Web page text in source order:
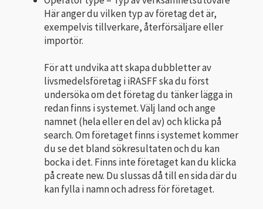
Här anger du vilken typ av företag det är,
exempelvis tillverkare, återförsäljare eller
importör.
För att undvika att skapa dubbletter av
livsmedelsföretag i iRASFF ska du först
undersöka om det företag du tänker lägga in
redan finns i systemet. Välj land och ange
namnet (hela eller en del av) och klicka på
search. Om företaget finns i systemet kommer
du se det bland sökresultaten och du kan
bocka i det. Finns inte företaget kan du klicka
på create new. Du slussas då till en sida där du
kan fylla i namn och adress för företaget.